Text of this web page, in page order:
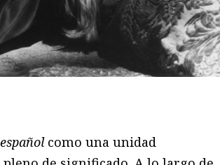
como una unidad